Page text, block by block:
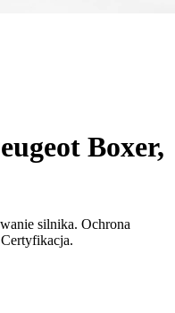
Boxer,
silnika. Ochrona